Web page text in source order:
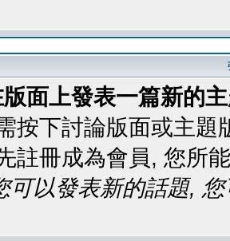
面上發表一篇新的
按下討論版面或主
註冊成為會員, 您所
可以發表新的話題,